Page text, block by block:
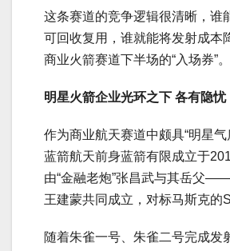
这条赛道的竞争逻辑很清晰，谁
可回收复用，谁就能将发射成本
商业火箭赛道下半场的“入场券”。
明星火箭企业光环之下 各有隐忧
作为商业航天赛道中颇具“明星气
蓝箭航天前身蓝箭有限成立于
由“金融老炮”张昌武与其岳父
王建蒙共同成立，对标马斯克的
随着朱雀一号、朱雀二号完成发